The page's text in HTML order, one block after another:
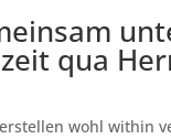
qua
wohl within